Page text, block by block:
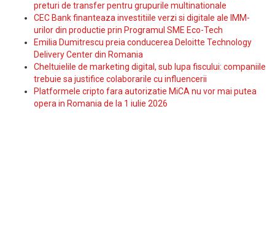
preturi de transfer pentru grupurile multinationale
CEC Bank finanteaza investitiile verzi si digitale ale IMM-
urilor din productie prin Programul SME Eco-Tech
Emilia Dumitrescu preia conducerea Deloitte Technology
Delivery Center din Romania
Cheltuielile de marketing digital, sub lupa fiscului: companiile
trebuie sa justifice colaborarile cu influencerii
Platformele cripto fara autorizatie MiCA nu vor mai putea
opera in Romania de la 1 iulie 2026